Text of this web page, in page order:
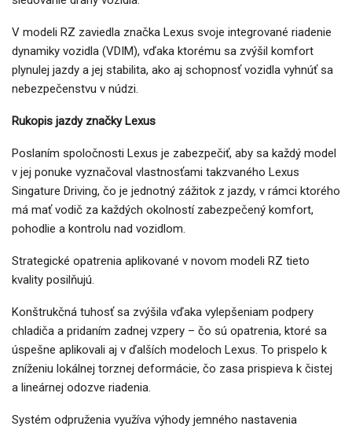
V modeli RZ zaviedla značka Lexus svoje integrované riadenie
dynamiky vozidla (VDIM), vďaka ktorému sa zvýšil komfort
plynulej jazdy a jej stabilita, ako aj schopnosť vozidla vyhnúť sa
nebezpečenstvu v núdzi.
Rukopis jazdy značky Lexus
Poslaním spoločnosti Lexus je zabezpečiť, aby sa každý model
v jej ponuke vyznačoval vlastnosťami takzvaného Lexus
Singature Driving, čo je jednotný zážitok z jazdy, v rámci ktorého
má mať vodič za každých okolností zabezpečený komfort,
pohodlie a kontrolu nad vozidlom.
Strategické opatrenia aplikované v novom modeli RZ tieto
kvality posilňujú.
Konštrukčná tuhosť sa zvýšila vďaka vylepšeniam podpery
chladiča a pridaním zadnej vzpery – čo sú opatrenia, ktoré sa
úspešne aplikovali aj v ďalších modeloch Lexus. To prispelo k
zníženiu lokálnej torznej deformácie, čo zasa prispieva k čistej
a lineárnej odozve riadenia.
Systém odpruženia využíva výhody jemného nastavenia